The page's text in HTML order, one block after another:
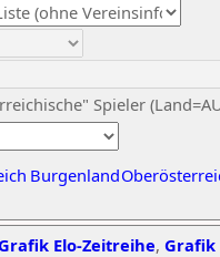
Spieler
Burgenland
Elo-Zeitreihe, Grafik